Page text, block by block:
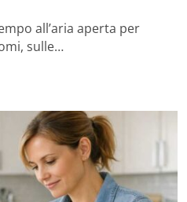
all’aria aperta per
sulle…